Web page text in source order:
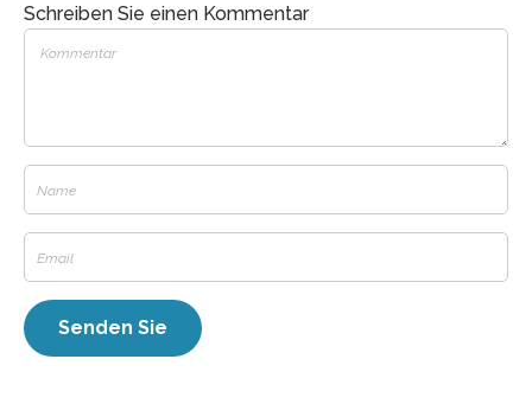
Schreiben Sie einen Kommentar